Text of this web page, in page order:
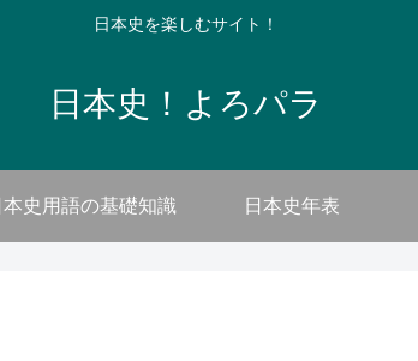
日本史を楽しむサイト！
日本史！よろパラ
本史用語の基礎知識 日本史年表